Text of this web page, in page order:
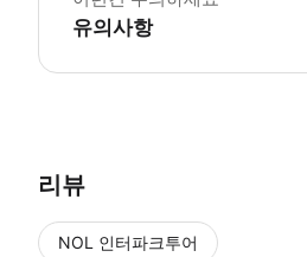
유의사항
리뷰
NOL 인터파크투어